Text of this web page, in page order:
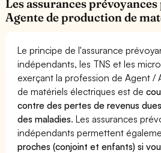
Les assurances
Agente de production de
Le principe de l'assurance
indépendants, les TNS et les
exerçant la profession de Agent /
de matériels électriques est de
contre des pertes de revenus
des maladies. Les assurances
indépendants permettent
proches (conjoint et enfants) si